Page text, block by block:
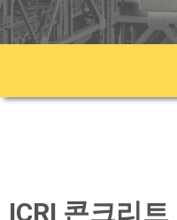
ICRI 콘크리